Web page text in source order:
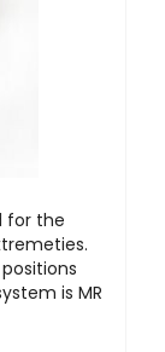
for the
is MR